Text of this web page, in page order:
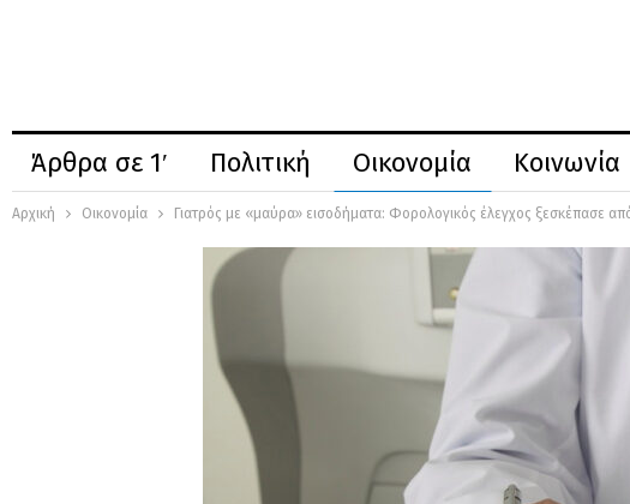
Άρθρα σε 1′ Πολιτική Οικονομία Κοινωνία
Αρχική Οικονομία Γιατρός με «μαύρα» εισοδήματα: Φορολογικός έλεγχος ξεσκέπασε